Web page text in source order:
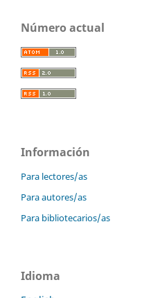
Número actual
Información
Para lectores/as
Para autores/as
Para bibliotecarios/as
Idioma